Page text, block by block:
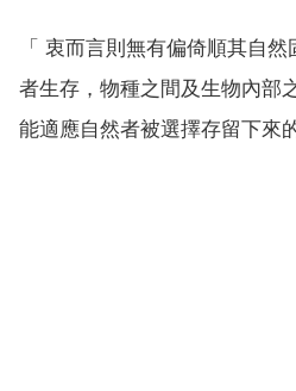
「 衷而言則無有偏倚順其自
者生存，物種之間及生物內部
能適應自然者被選擇存留下來